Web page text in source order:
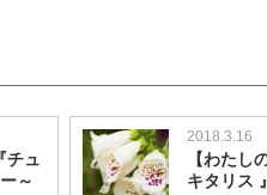
チュ
～
2018.3.16
【わたし
キタリス